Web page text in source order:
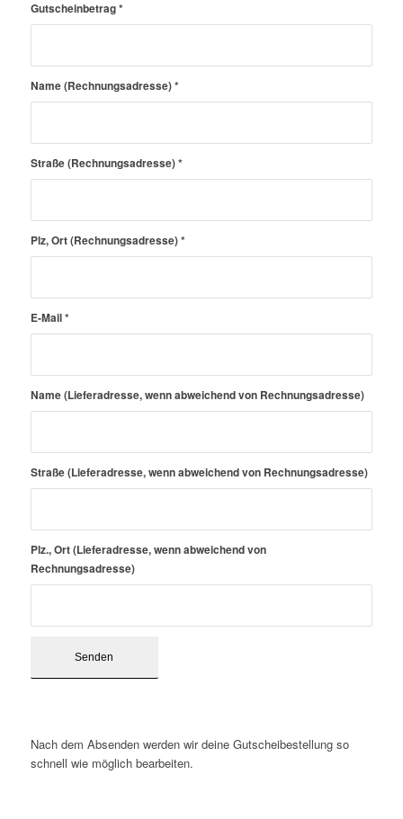
Gutscheinbetrag*
Name (Rechnungsadresse)*
Straße (Rechnungsadresse)*
Plz, Ort (Rechnungsadresse)*
E-Mail*
Name (Lieferadresse, wenn abweichend von Rechnungsadresse)
Straße (Lieferadresse, wenn abweichend von Rechnungsadresse)
Plz., Ort (Lieferadresse, wenn abweichend von
Rechnungsadresse)
Nach dem Absenden werden wir deine Gutscheibestellung so
schnell wie möglich bearbeiten.